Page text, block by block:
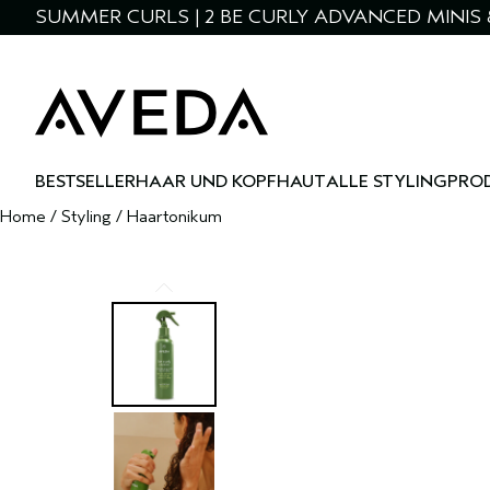
SUMMER CURLS | 2 BE CURLY ADVANCED
BESTSELLERHAAR UND KOPFHAUTALLE
Home / Styling / Haartonikum